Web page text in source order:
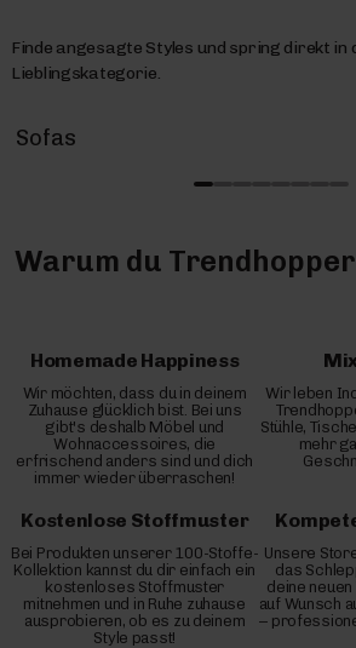
Finde angesagte Styles und spring direkt in
Lieblingskategorie.
Sofas
Warum du
Homemade Happiness
Wir möchten, dass du in deinem
Zuhause glücklich bist. Bei uns
gibt's deshalb Möbel und
Wohnaccessoires, die
erfrischend anders sind und dich
immer wieder überraschen!
Wir leben
Stühle,
mehr
Kostenlose Stoffmuster
Bei Produkten unserer 100-Stoffe-
Kollektion kannst du dir einfach ein
kostenloses Stoffmuster
mitnehmen und in Ruhe zuhause
ausprobieren, ob es zu deinem
Style passt!
Unsere
das
deine
auf Wunsch
–